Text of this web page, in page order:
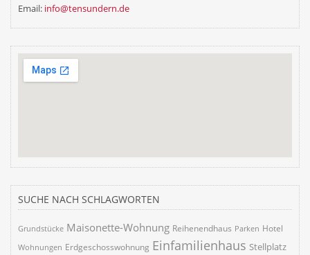
Email: info@tensundern.de
SUCHE NACH SCHLAGWORTEN
Grundstücke Maisonette-Wohnung Reihenendhaus Parken Hotel
Wohnungen Erdgeschosswohnung Einfamilienhaus Stellplatz